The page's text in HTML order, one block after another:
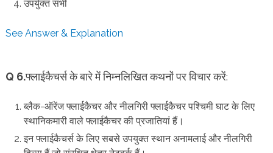
उपर्युक्त सभी
See Answer & Explanation
Q 6.फ्लाईकैचर्स के बारे में निम्नलिखित कथनों पर विचार करें:
ब्लैक-ऑरेंज फ्लाईकैचर और नीलगिरी फ्लाईकैचर पश्चिमी घाट के लिए
स्थानिकमारी वाले फ्लाईकैचर की प्रजातियां हैं।
इन फ्लाईकैचर्स के लिए सबसे उपयुक्त स्थान अनामलाई और नीलगिरी